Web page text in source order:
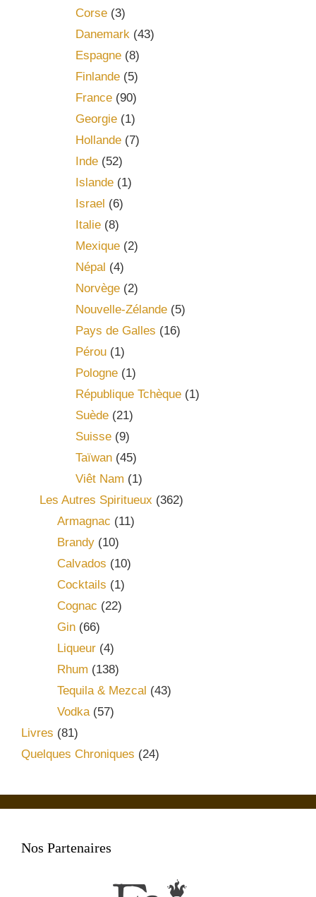
Corse(3)
Danemark(43)
Espagne(8)
Finlande(5)
France(90)
Georgie(1)
Hollande(7)
Inde(52)
Islande(1)
Israel (6)
Italie(8)
Mexique(2)
Népal (4)
Norvège(2)
Nouvelle-Zélande(5)
Pays de Galles (16)
Pérou(1)
Pologne(1)
République Tchèque(1)
Suède(21)
Suisse(9)
Taïwan(45)
Viêt Nam (1)
Les Autres Spiritueux (362)
Armagnac (11)
Brandy (10)
Calvados (10)
Cocktails (1)
Cognac (22)
Gin (66)
Liqueur (4)
Rhum (138)
Tequila & Mezcal (43)
Vodka(57)
Livres (81)
Quelques Chroniques (24)
Nos Partenaires